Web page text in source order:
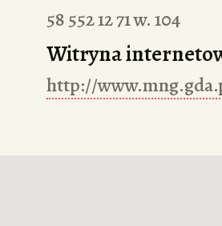
58 552 12 71 w. 104
Witryna
http://